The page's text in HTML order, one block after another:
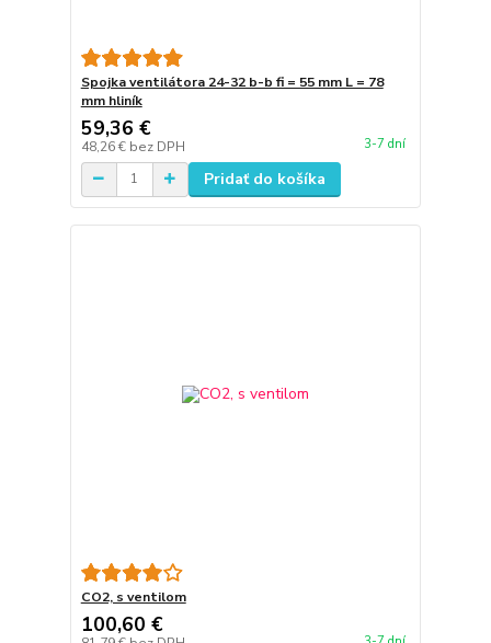
Spojka ventilátora 24-32 b-b fi = 55 mm L = 78
mm hliník
59,36 €
48,26 € bez DPH 3-7 dní
Pridať do košíka
CO2, s ventilom
100,60 €